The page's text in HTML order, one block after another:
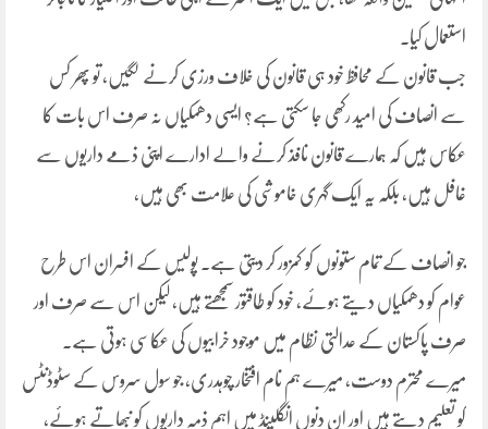
استعمال کیا۔
جب قانون کے محافظ خود ہی قانون کی خلاف ورزی کرنے لگیں، تو پھر کس
سے انصاف کی امید رکھی جا سکتی ہے؟ ایسی دھمکیاں نہ صرف اس بات کا
عکاس ہیں کہ ہمارے قانون نافذ کرنے والے ادارے اپنی ذمے داریوں سے
غافل ہیں، بلکہ یہ ایک گہری خاموشی کی علامت بھی ہیں،
جو انصاف کے تمام ستونوں کو کمزور کر دیتی ہے۔ پولیس کے افسران اس طرح
عوام کو دھمکیاں دیتے ہوئے، خود کو طاقتور سمجھتے ہیں، لیکن اس سے صرف اور
صرف پاکستان کے عدالتی نظام میں موجود خرابیوں کی عکاسی ہوتی ہے۔
میرے محترم دوست، میرے ہم نام افتخار چوہدری، جو سول سروس کے سٹوڈنٹس
کو تعلیم دیتے ہیں اور ان دنوں انگلینڈ میں اہم ذمہ داریوں کو نبھاتے ہوئے،